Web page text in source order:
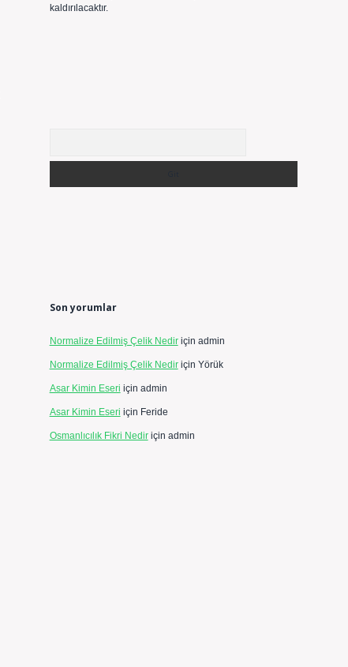
kaldırılacaktır.
Son yorumlar
Normalize Edilmiş Çelik Nediriçin admin
Normalize Edilmiş Çelik Nediriçin Yörük
Asar Kimin Eseri için admin
Asar Kimin Eseri için Feride
Osmanlıcılık Fikri Nediriçin admin